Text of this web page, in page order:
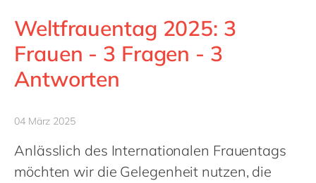
Singapore
Switzerland
UK & Ireland
Weltfrauentag 2025: 3
Frauen - 3 Fragen - 3
Antworten
04 März 2025
Anlässlich des Internationalen Frauentags
möchten wir die Gelegenheit nutzen, die